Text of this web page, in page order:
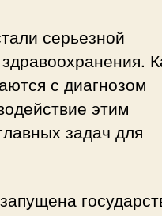
серьезной
с диагнозом
этим
задач для